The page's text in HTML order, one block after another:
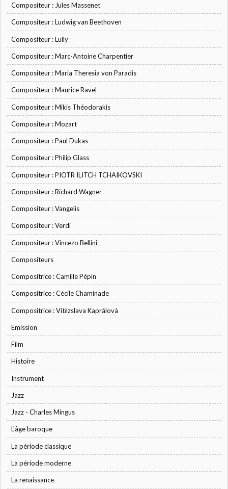
Compositeur : Jules Massenet
Compositeur : Ludwig van Beethoven
Compositeur : Lully
Compositeur : Marc-Antoine Charpentier
Compositeur : Maria Theresia von Paradis
Compositeur : Maurice Ravel
Compositeur : Mikis Théodorakis
Compositeur : Mozart
Compositeur : Paul Dukas
Compositeur : Philip Glass
Compositeur : PIOTR ILITCH TCHAIKOVSKI
Compositeur : Richard Wagner
Compositeur : Vangelis
Compositeur : Verdi
Compositeur : Vincezo Bellini
Compositeurs
Compositrice : Camille Pépin
Compositrice : Cécile Chaminade
Compositrice : Vítězslava Kaprálová
Emission
Film
Histoire
Instrument
Jazz
Jazz - Charles Mingus
L'âge baroque
La période classique
La période moderne
La renaissance